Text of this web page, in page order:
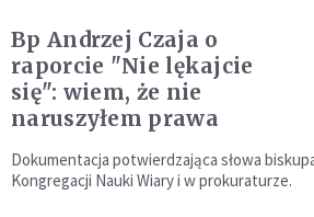
Bp Andrzej Czaja o
raporcie "Nie lękajcie
się": wiem, że nie
naruszyłem prawa
Dokumentacja potwierdzająca słowa
Kongregacji Nauki Wiary i w prokuraturze.